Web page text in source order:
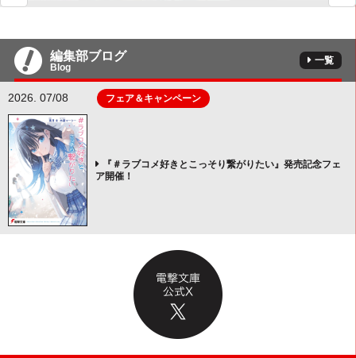
編集部ブログ
Blog
一覧
2026. 07/08 フェア＆キャンペーン
『＃ラブコメ好きとこっそり繋がりたい』発売記念フェ
ア開催！